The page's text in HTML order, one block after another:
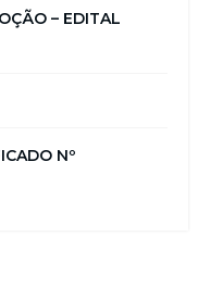
– EDITAL
Nº